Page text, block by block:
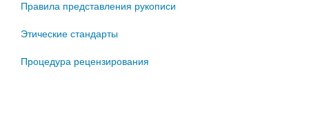
Правила представления рукописи
Этические стандарты
Процедура рецензирования